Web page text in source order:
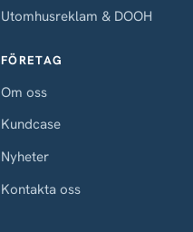
Utomhusreklam & DOOH
FÖRETAG
Om oss
Kundcase
Nyheter
Kontakta oss